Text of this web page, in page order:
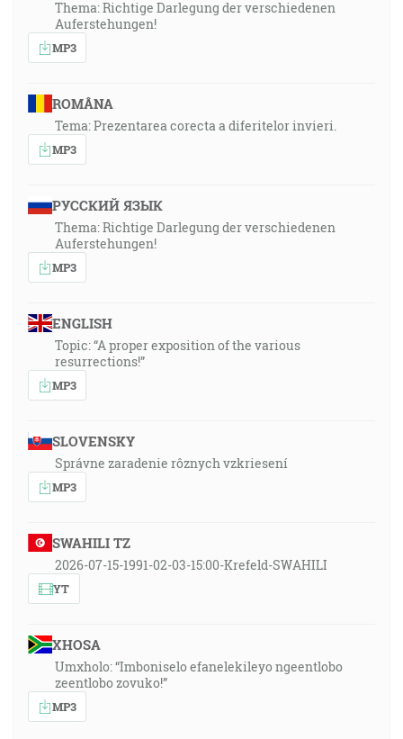
Thema: Richtige Darlegung der verschiedenen
Auferstehungen!
MP3
ROMÂNA
Tema: Prezentarea corecta a diferitelor invieri.
MP3
РУССКИЙ ЯЗЫК
Thema: Richtige Darlegung der verschiedenen
Auferstehungen!
MP3
ENGLISH
Topic: “A proper exposition of the various
resurrections!”
MP3
SLOVENSKY
Správne zaradenie rôznych vzkriesení
MP3
SWAHILI TZ
2026-07-15-1991-02-03-15:00-Krefeld-SWAHILI
YT
XHOSA
Umxholo: “Imboniselo efanelekileyo ngeentlobo
zeentlobo zovuko!”
MP3